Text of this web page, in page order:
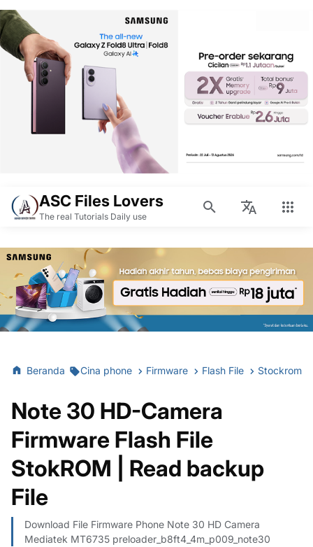
ASC Files Lovers
The real Tutorials Daily use
Beranda Cina phone Firmware Flash File Stockrom
Note 30 HD-Camera
Firmware Flash File
StokROM | Read backup
File
Download File Firmware Phone Note 30 HD Camera
Mediatek MT6735 preloader_b8ft4_4m_p009_note30